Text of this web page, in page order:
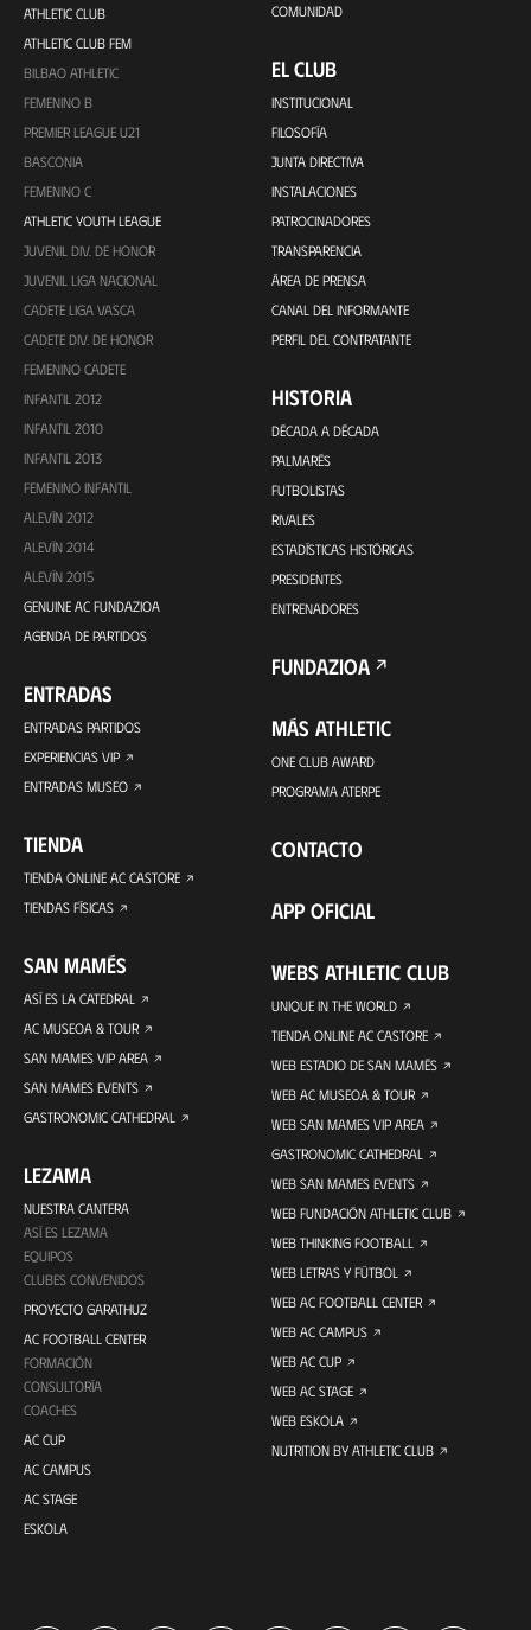
ATHLETIC CLUB
ATHLETIC CLUB FEM
BILBAO ATHLETIC
FEMENINO B
PREMIER LEAGUE U21
BASCONIA
FEMENINO C
ATHLETIC YOUTH LEAGUE
JUVENIL DIV. DE HONOR
JUVENIL LIGA NACIONAL
CADETE LIGA VASCA
CADETE DIV. DE HONOR
FEMENINO CADETE
INFANTIL 2012
INFANTIL 2010
INFANTIL 2013
FEMENINO INFANTIL
ALEVÍN 2012
ALEVÍN 2014
ALEVÍN 2015
GENUINE AC FUNDAZIOA
AGENDA DE PARTIDOS
ENTRADAS
ENTRADAS PARTIDOS
EXPERIENCIAS VIP
ENTRADAS MUSEO
TIENDA
TIENDA ONLINE AC CASTORE
TIENDAS FÍSICAS
SAN MAMÉS
ASÍ ES LA CATEDRAL
AC MUSEOA & TOUR
SAN MAMES VIP AREA
SAN MAMES EVENTS
GASTRONOMIC CATHEDRAL
LEZAMA
NUESTRA CANTERA
ASÍ ES LEZAMA
EQUIPOS
CLUBES CONVENIDOS
PROYECTO GARATHUZ
AC FOOTBALL CENTER
FORMACIÓN
CONSULTORÍA
COACHES
AC CUP
AC CAMPUS
AC STAGE
ESKOLA
COMUNIDAD
EL CLUB
INSTITUCIONAL
FILOSOFÍA
JUNTA DIRECTIVA
INSTALACIONES
PATROCINADORES
TRANSPARENCIA
ÁREA DE PRENSA
CANAL DEL INFORMANTE
PERFIL DEL CONTRATANTE
HISTORIA
DÉCADA A DÉCADA
PALMARÉS
FUTBOLISTAS
RIVALES
ESTADÍSTICAS HISTÓRICAS
PRESIDENTES
ENTRENADORES
FUNDAZIOA
MÁS ATHLETIC
ONE CLUB AWARD
PROGRAMA ATERPE
CONTACTO
APP OFICIAL
WEBS ATHLETIC CLUB
UNIQUE IN THE WORLD
TIENDA ONLINE AC CASTORE
WEB ESTADIO DE SAN MAMÉS
WEB AC MUSEOA & TOUR
WEB SAN MAMES VIP AREA
GASTRONOMIC CATHEDRAL
WEB SAN MAMES EVENTS
WEB FUNDACIÓN ATHLETIC CLUB
WEB THINKING FOOTBALL
WEB LETRAS Y FÚTBOL
WEB AC FOOTBALL CENTER
WEB AC CAMPUS
WEB AC CUP
WEB AC STAGE
WEB ESKOLA
NUTRITION BY ATHLETIC CLUB